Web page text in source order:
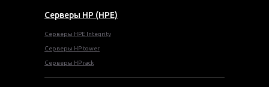
Серверы HP (HPE)
Серверы HPE Integrity
Cерверы HP tower
Cерверы HP rack